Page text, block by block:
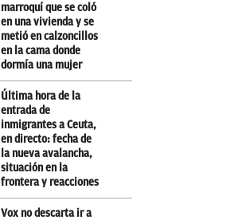
marroquí que se coló
en una vivienda y se
metió en calzoncillos
en la cama donde
dormía una mujer
Última hora de la
entrada de
inmigrantes a Ceuta,
en directo: fecha de
la nueva avalancha,
situación en la
frontera y reacciones
Vox no descarta ir a